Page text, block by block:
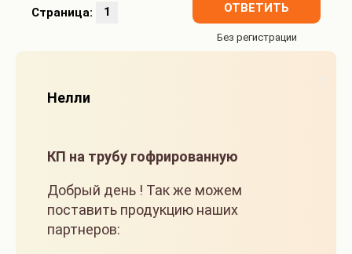
Страница: 1 ОТВЕТИТЬ
Нелли
КП на трубу гофрированную
Добрый день ! Так же можем
поставить продукцию наших
партнеров: